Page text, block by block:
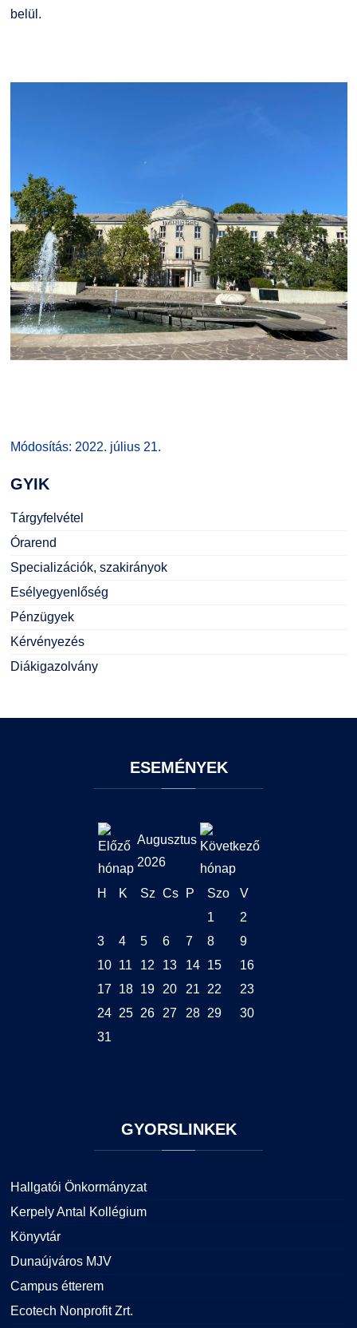
belül.
Módosítás: 2022. július 21.
GYIK
Tárgyfelvétel
Órarend
Specializációk, szakirányok
Esélyegyenlőség
Pénzügyek
Kérvényezés
Diákigazolvány
ESEMÉNYEK
Augusztus
2026
H K Sz Cs P Szo
V
1
2
3
4 5 6 7 8
9
10
11 12 13 14 15
16
17
18 19 20 21 22
23
24
25 26 27 28 29
30
31
GYORSLINKEK
Hallgatói Önkormányzat
Kerpely Antal Kollégium
Könyvtár
Dunaújváros MJV
Campus étterem
Ecotech Nonprofit Zrt.